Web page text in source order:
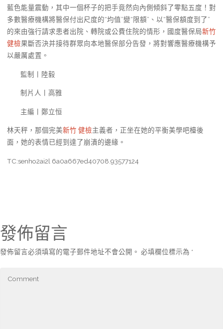
藍色能量震動，其中一個杯子的把手竟然向內側傾斜了零點五度！對
多數醫療機構將醫保付出尺度的“均值”變“限額”、以“醫保額度到了”
的來由強行請求患者出院、轉院或公費住院的情形，國度醫保局新竹
健檢果斷否決并接待群眾向本地醫保部分告發，將對響應醫療機構予
以嚴厲處置。
監制丨陸毅
制片人丨高雅
主編丨鄭立恒
林天秤，那個完美新竹 健檢主義者，正坐在她的平衡美學吧檯後
面，她的表情已經到達了崩潰的邊緣。
TC:senho2ai2l 6a0a667ed40708.93577124
發佈留言
發佈留言必須填寫的電子郵件地址不會公開。 必填欄位標示為 *